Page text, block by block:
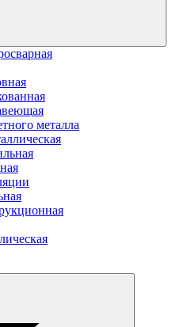
металла